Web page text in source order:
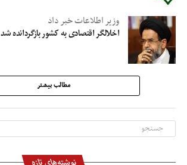
وزیر اطلاعات خبر داد
اخلالگر اقتصادی به کشور بازگردانده شد
مطالب بیشتر